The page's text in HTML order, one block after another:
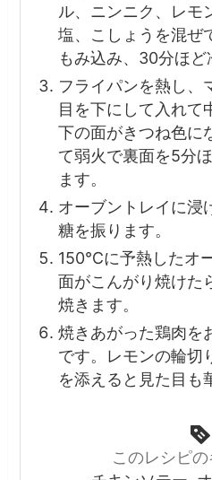
ル、ニンニク、レモ
塩、こしょうを混ぜ
もみ込み、30分ほど
フライパンを熱し、
目を下にして入れて
下の面がきつね色に
て弱火で裏面を5分
ます。
オーブントレイに浸
糖を振ります。
150℃に予熱したオ
面がこんがり焼けた
焼きます。
焼きあがった鶏肉を
です。レモンの輪切
を添えると見た目も
このレシピ